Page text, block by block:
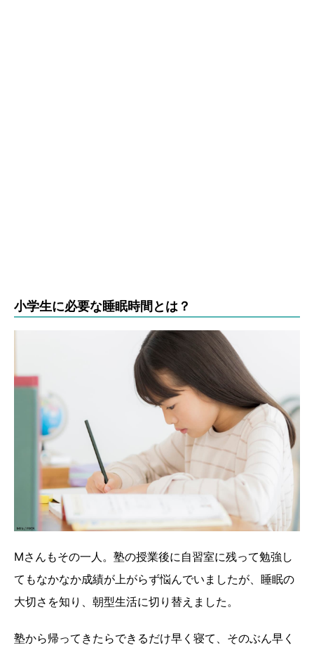
小学生に必要な睡眠時間とは？
Mさんもその一人。塾の授業後に自習室に残って勉強し
てもなかなか成績が上がらず悩んでいましたが、睡眠の
大切さを知り、朝型生活に切り替えました。
塾から帰ってきたらできるだけ早く寝て、そのぶん早く